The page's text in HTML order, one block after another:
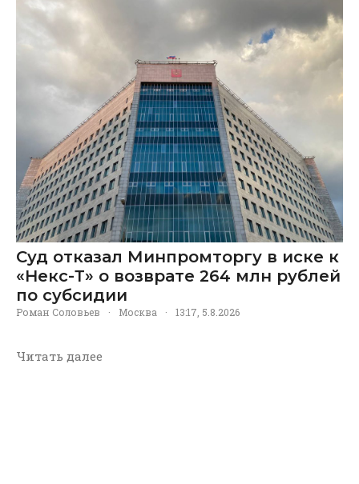
Суд отказал Минпромторгу в иске к
«Некс-Т» о возврате 264 млн рублей
по субсидии
Роман Соловьев · Москва · 13:17, 5.8.2026
Читать далее